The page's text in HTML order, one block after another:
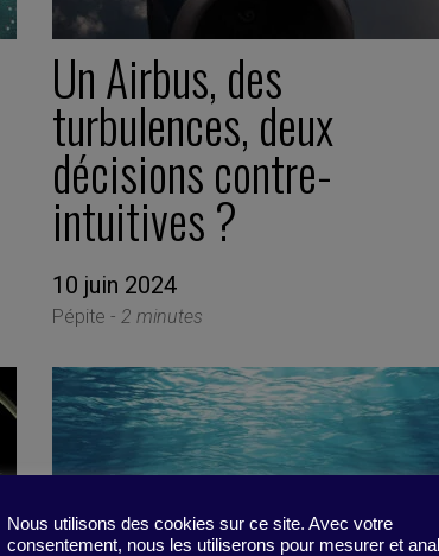
Un Airbus, des
turbulences, deux
décisions contre-
intuitives ?
10 juin 2024
Pépite - 2 minutes
Nous utilisons des cookies sur ce site. Avec votre
consentement, nous les utiliserons pour mesurer et